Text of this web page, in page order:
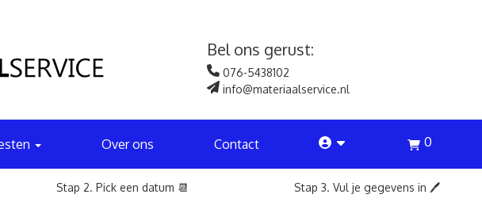
Bel ons gerust:
076-5438102
info@materiaalservice.nl
Over ons Contact account 0
Stap 2. Pick een datum 📆 Stap 3. Vul je gegevens in 🖊️